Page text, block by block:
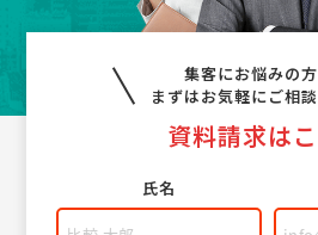
集客にお悩みの方
まずはお気軽にご相
資料請求は
氏名